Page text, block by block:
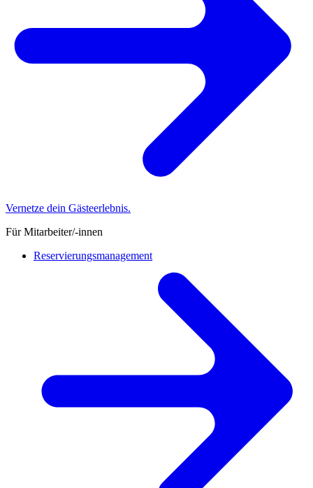
Vernetze dein Gästeerlebnis.
Für Mitarbeiter/-innen
Reservierungsmanagement